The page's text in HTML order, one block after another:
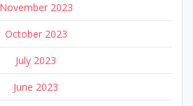
November 2023
October 2023
July 2023
June 2023